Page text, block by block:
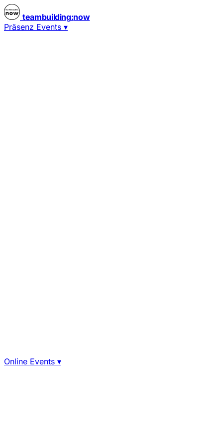
teambuilding:now
Präsenz Events ▾
Online Events ▾